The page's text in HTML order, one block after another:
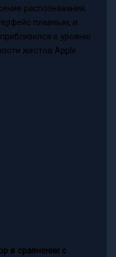
распознавания.
плавным, и
к уровню
жестов Apple
в сравнении с